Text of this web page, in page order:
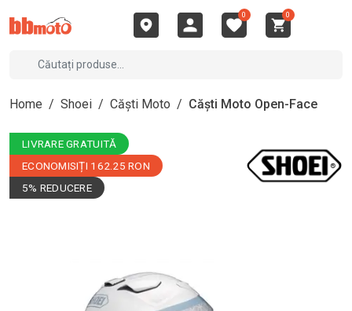
0 0
Home / Shoei / Căști Moto / Căști Moto Open-Face
LIVRARE GRATUITĂ
ECONOMISIȚI 162.25 RON
5% REDUCERE